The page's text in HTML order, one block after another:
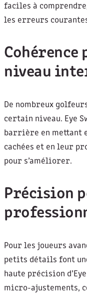
faciles à
les erreurs
Cohérence
niveau
De nombreux
certain niveau. Eye
barrière en mettant
cachées et en leur
pour s’améliorer.
Précision
Pour les joueurs
petits détails font
haute précision
micro-ajustements,